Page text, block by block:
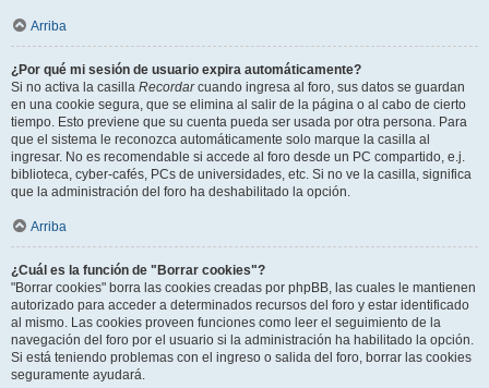
Arriba
¿Por qué mi sesión de usuario expira automáticamente?
Si no activa la casilla Recordarcuando ingresa al foro, sus datos se guardan
en una cookie segura, que se elimina al salir de la página o al cabo de cierto
tiempo. Esto previene que su cuenta pueda ser usada por otra persona. Para
que el sistema le reconozca automáticamente solo marque la casilla al
ingresar. No es recomendable si accede al foro desde un PC compartido, e.j.
biblioteca, cyber-cafés, PCs de universidades, etc. Si no ve la casilla, significa
que la administración del foro ha deshabilitado la opción.
Arriba
¿Cuál es la función de "Borrar cookies"?
"Borrar cookies" borra las cookies creadas por phpBB, las cuales le mantienen
autorizado para acceder a determinados recursos del foro y estar identificado
al mismo. Las cookies proveen funciones como leer el seguimiento de la
navegación del foro por el usuario si la administración ha habilitado la opción.
Si está teniendo problemas con el ingreso o salida del foro, borrar las cookies
seguramente ayudará.